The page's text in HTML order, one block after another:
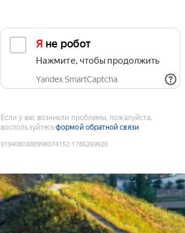
Я не робот
Нажмите, чтобы продолжить
Yandex SmartCaptcha
Если у вас возникли проблемы, пожалуйста,
воспользуйтесьформой обратной связи
9194080688998074152:1786269920